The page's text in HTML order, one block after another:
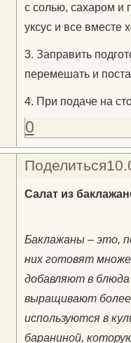
с солью, сахаром и
уксус и все вместе
3. Заправить
перемешать и
4. При подаче на
0
Поделиться
Салат из
Баклажаны – это,
них готовят
добавляют в блюда
выращивают более
используются в
бараниной,